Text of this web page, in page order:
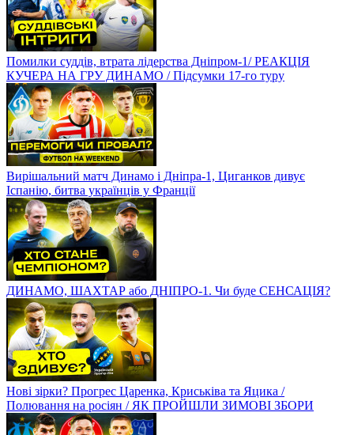
Помилки суддів, втрата лідерства Дніпром-1/ РЕАКЦІЯ
КУЧЕРА НА ГРУ ДИНАМО / Підсумки 17-го туру
Вирішальний матч Динамо і Дніпра-1, Циганков дивує
Іспанію, битва українців у Франції
ДИНАМО, ШАХТАР або ДНІПРО-1. Чи буде СЕНСАЦІЯ?
Нові зірки? Прогрес Царенка, Криськіва та Яцика /
Полювання на росіян / ЯК ПРОЙШЛИ ЗИМОВІ ЗБОРИ